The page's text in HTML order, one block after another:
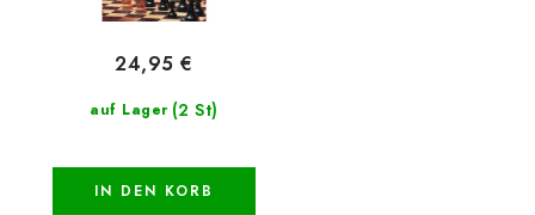
auf Lager (2 St)
24,95 €
IN DEN KORB